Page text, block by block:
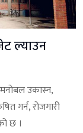
ल्याउन
उकास्न,
गर्न, रोजगारी
छ ।